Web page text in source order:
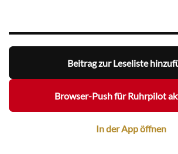
Beitrag zur Leseliste
Browser-Push für Ruhrpilot
In der App öffnen